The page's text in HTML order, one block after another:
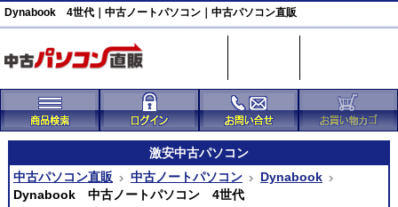
Dynabook 4世代｜中古ノートパソコン｜中古パソコン直販
激安中古パソコン
中古パソコン直販
中古ノートパソコン
Dynabook
Dynabook 中古ノートパソコン 4世代